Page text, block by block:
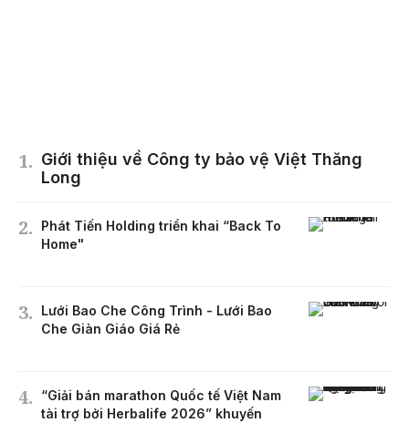
Giới thiệu về Công ty bảo vệ Việt Thăng
Long
Phát Tiến Holding triển khai “Back To
Home"
Lưới Bao Che Công Trình - Lưới Bao
Che Giàn Giáo Giá Rẻ
“Giải bán marathon Quốc tế Việt Nam
tài trợ bởi Herbalife 2026” khuyến